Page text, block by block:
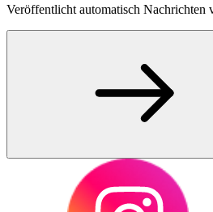
Veröffentlicht automatisch Nachrichten